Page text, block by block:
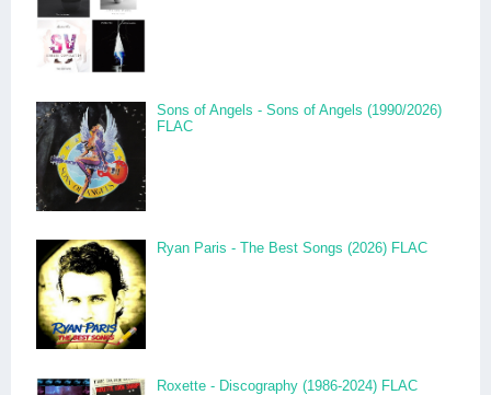
Sons of Angels - Sons of Angels (1990/2026)
FLAC
Ryan Paris - The Best Songs (2026) FLAC
Roxette - Discography (1986-2024) FLAC